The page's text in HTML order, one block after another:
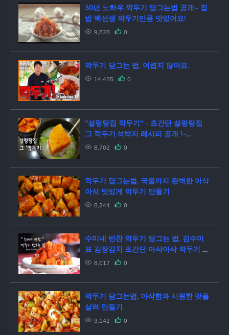
30년 노하우 깍두기 담그는법 공개~ 집
밥 백선생 깍두기만큼 맛있어요!
9,828 0
깍두기 담그는 법, 어렵지 않아요.
14,455 0
"설렁탕집 깍두기" - 초간단 설렁탕집
그 깍두기.석박지 레시피 공개 !~
kkakdugi
8,702 0
깍두기 담그는법, 국물까지 완벽한 아삭
아삭 맛있게 깍두기 만들기
8,244 0
수미네 반찬 깍두기 담그는 법, 김수미
표 김장김치 초간단 아삭아삭 깍두기 만
들기,cooking hacks, How to cook
8,017 0
깍두기 담그는법, 아삭함과 시원한 맛을
살려 만들기
9,142 0